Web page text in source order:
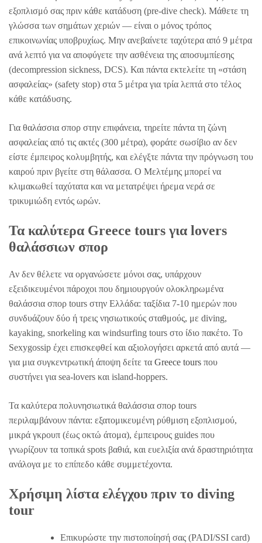
εξοπλισμό σας πριν κάθε κατάδυση (pre-dive check). Μάθετε τη
γλώσσα των σημάτων χεριών — είναι ο μόνος τρόπος
επικοινωνίας υποβρυχίως. Μην ανεβαίνετε ταχύτερα από 9 μέτρα
ανά λεπτό για να αποφύγετε την ασθένεια της αποσυμπίεσης
(decompression sickness, DCS). Και πάντα εκτελείτε τη «στάση
ασφαλείας» (safety stop) στα 5 μέτρα για τρία λεπτά στο τέλος
κάθε κατάδυσης.
Για θαλάσσια σπορ στην επιφάνεια, τηρείτε πάντα τη ζώνη
ασφαλείας από τις ακτές (300 μέτρα), φοράτε σωσίβιο αν δεν
είστε έμπειρος κολυμβητής, και ελέγξτε πάντα την πρόγνωση του
καιρού πριν βγείτε στη θάλασσα. Ο Μελτέμης μπορεί να
κλιμακωθεί ταχύτατα και να μετατρέψει ήρεμα νερά σε
τρικυμιώδη εντός ωρών.
Τα καλύτερα Greece tours για lovers
θαλάσσιων σπορ
Αν δεν θέλετε να οργανώσετε μόνοι σας, υπάρχουν
εξειδικευμένοι πάροχοι που δημιουργούν ολοκληρωμένα
θαλάσσια σπορ tours στην Ελλάδα: ταξίδια 7-10 ημερών που
συνδυάζουν δύο ή τρεις νησιωτικούς σταθμούς, με diving,
kayaking, snorkeling και windsurfing tours στο ίδιο πακέτο. Το
Sexygossip έχει επισκεφθεί και αξιολογήσει αρκετά από αυτά —
για μια συγκεντρωτική άποψη δείτε τα Greece tours που
συστήνει για sea-lovers και island-hoppers.
Τα καλύτερα πολυνησιωτικά θαλάσσια σπορ tours
περιλαμβάνουν πάντα: εξατομικευμένη ρύθμιση εξοπλισμού,
μικρά γκρουπ (έως οκτώ άτομα), έμπειρους guides που
γνωρίζουν τα τοπικά spots βαθιά, και ευελιξία ανά δραστηριότητα
ανάλογα με το επίπεδο κάθε συμμετέχοντα.
Χρήσιμη λίστα ελέγχου πριν το diving
tour
Επικυρώστε την πιστοποίησή σας (PADI/SSI card)